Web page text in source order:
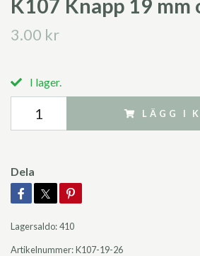
K107 Knapp 19 mm
3.00 kr
I lager.
LÄGG I
Dela
Lagersaldo:410
Artikelnummer:K107-19-26